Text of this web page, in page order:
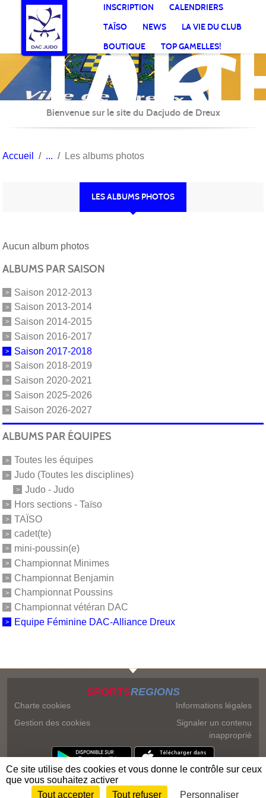
INSCRIPTION
CALENDRIERS
TAÏSO
NEWS
LA VIE DU CLUB
BOUTIQUE
TOP GAMELLES!
AC
Bienvenue sur le site du Dacjudo de Dreux
Accueil Les albums photos
LES ALBUMS PHOTOS
Aucun album photos
ALBUMS PAR SAISON
Saison 2012-2013
Saison 2013-2014
Saison 2014-2015
Saison 2016-2017
Saison 2017-2018
Saison 2018-2019
Saison 2020-2021
Saison 2025-2026
Saison 2026-2027
ALBUMS PAR ÉQUIPES
Toutes les équipes
Judo (Toutes les disciplines)
Judo - Judo
Hors sections - Taïso
TAÏSO
cadet(te)
mini-poussin(e)
Championnat Minimes
Championnat Benjamin
Championnat Poussins
Championnat vétéran DAC
Equipe Féminine DAC-Alliance Dreux
SPORTSREGIONS
Charte cookies
Gestion des cookies
Informations légales
Signaler un contenu
inapproprié
Envie de participer ? Connexion
Panneau de gestion des cookies
Ce site utilise des cookies et vous donne le contrôle sur ceux
que vous souhaitez activer
Tout accepter
Tout refuser Personnaliser